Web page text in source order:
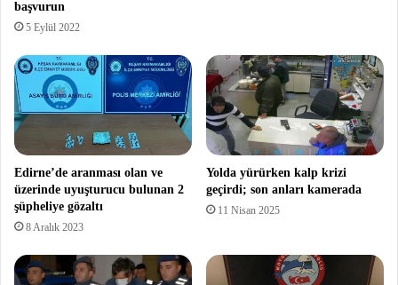
başvurun
5 Eylül 2022
Edirne’de aranması olan ve
üzerinde uyuşturucu bulunan 2
şüpheliye gözaltı
8 Aralık 2023
Yolda yürürken kalp krizi
geçirdi; son anları kamerada
11 Nisan 2025